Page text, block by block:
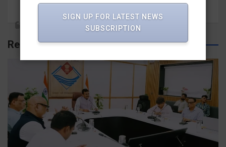
Related Posts
SIGN UP FOR LATEST NEWS
SUBSCRIPTION